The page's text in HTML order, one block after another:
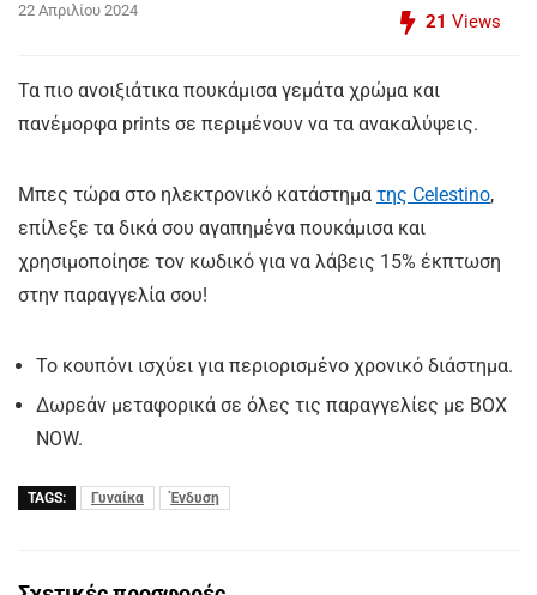
22 Απριλίου 2024
21 Views
Τα πιο ανοιξιάτικα πουκάμισα γεμάτα χρώμα και
πανέμορφα prints σε περιμένουν να τα ανακαλύψεις.
Μπες τώρα στο ηλεκτρονικό κατάστημα της Celestino,
επίλεξε τα δικά σου αγαπημένα πουκάμισα και
χρησιμοποίησε τον κωδικό για να λάβεις 15% έκπτωση
στην παραγγελία σου!
Το κουπόνι ισχύει για περιορισμένο χρονικό διάστημα.
Δωρεάν μεταφορικά σε όλες τις παραγγελίες με BOX
NOW.
TAGS: Γυναίκα Ένδυση